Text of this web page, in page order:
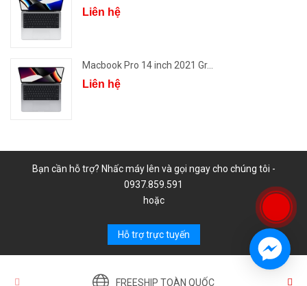
Liên hệ
Macbook Pro 14 inch 2021 Gr...
Liên hệ
Bạn cần hỗ trợ? Nhấc máy lên và gọi ngay cho chúng tôi -
0937.859.591
hoặc
Hỗ trợ trực tuyến
FREESHIP TOÀN QUỐC